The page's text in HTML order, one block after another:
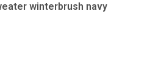
winterbrush navy